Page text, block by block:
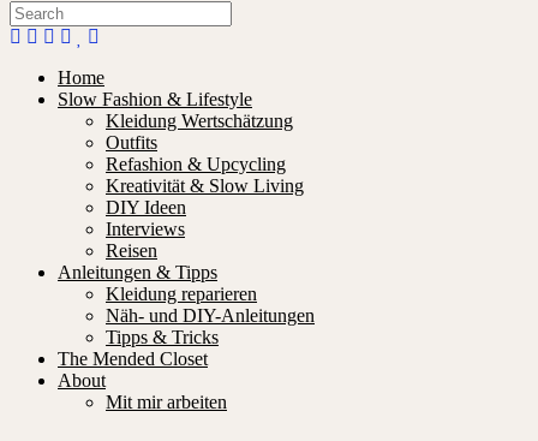
Home
Slow Fashion & Lifestyle
Kleidung Wertschätzung
Outfits
Refashion & Upcycling
Kreativität & Slow Living
DIY Ideen
Interviews
Reisen
Anleitungen & Tipps
Kleidung reparieren
Näh- und DIY-Anleitungen
Tipps & Tricks
The Mended Closet
About
Mit mir arbeiten